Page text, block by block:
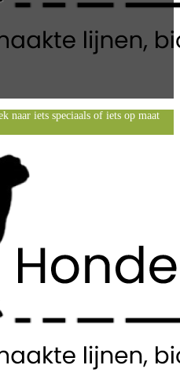
naar iets speciaals of iets op maat